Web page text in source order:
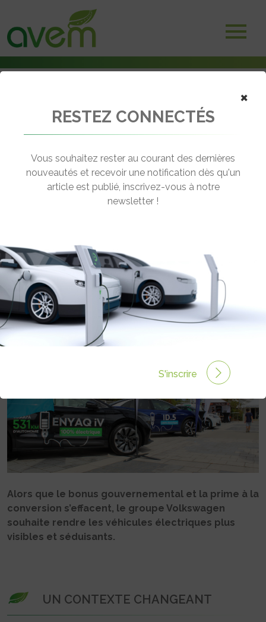
Campagne de promotion de la mobilité électrique par Volkswagen
← Revenir aux actualités
MOBILITÉ ÉLECTRIQUE PAR
VOLKSWAGEN
Rédigé par Philippe Schwoerer le 04 Déc 2024 à 10:00
0 commentaires
Alors que le bonus gouvernemental et la prime à la
conversion s’effacent, le groupe Volkswagen
souhaite rendre les véhicules électriques plus
visibles et séduisants.
UN CONTEXTE CHANGEANT
×
RESTEZ CONNECTÉS
Vous souhaitez rester au courant des dernières
nouveautés et recevoir une notification dès qu'un
article est publié, inscrivez-vous à notre
newsletter !
S'inscrire